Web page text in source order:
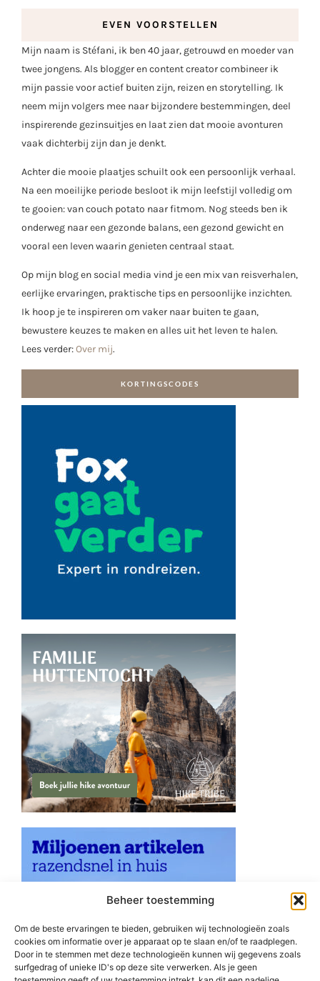
Beheer toestemming
Om de beste ervaringen te bieden, gebruiken wij technologieën zoals
cookies om informatie over je apparaat op te slaan en/of te raadplegen.
Door in te stemmen met deze technologieën kunnen wij gegevens zoals
surfgedrag of unieke ID's op deze site verwerken. Als je geen
EVEN VOORSTELLEN
Mijn naam is Stéfani, ik ben 40 jaar, getrouwd en moeder van
twee jongens. Als blogger en content creator combineer ik
mijn passie voor actief buiten zijn, reizen en storytelling. Ik
neem mijn volgers mee naar bijzondere bestemmingen, deel
inspirerende gezinsuitjes en laat zien dat mooie avonturen
vaak dichterbij zijn dan je denkt.
Achter die mooie plaatjes schuilt ook een persoonlijk verhaal.
Na een moeilijke periode besloot ik mijn leefstijl volledig om
te gooien: van couch potato naar fitmom. Nog steeds ben ik
onderweg naar een gezonde balans, een gezond gewicht en
vooral een leven waarin genieten centraal staat.
Op mijn blog en social media vind je een mix van reisverhalen,
eerlijke ervaringen, praktische tips en persoonlijke inzichten.
Ik hoop je te inspireren om vaker naar buiten te gaan,
bewustere keuzes te maken en alles uit het leven te halen.
Lees verder:Over mij.
KORTINGSCODES